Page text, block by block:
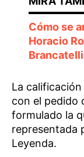
Cómo se
Horacio
La
con el pedido
formulado la
representada
Leyenda.